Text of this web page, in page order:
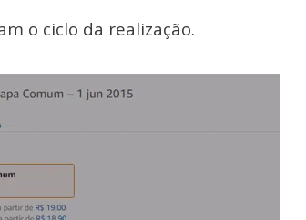
o ciclo da realização.